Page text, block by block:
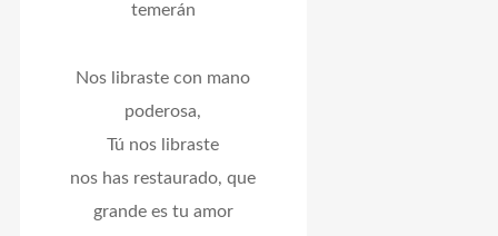
temerán
Nos libraste con mano
poderosa,
Tú nos libraste
nos has restaurado, que
grande es tu amor